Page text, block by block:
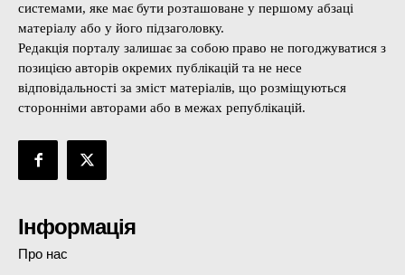
системами, яке має бути розташоване у першому абзаці
матеріалу або у його підзаголовку.
Редакція порталу залишає за собою право не погоджуватися з
позицією авторів окремих публікацій та не несе
відповідальності за зміст матеріалів, що розміщуються
сторонніми авторами або в межах републікацій.
Інформація
Про нас